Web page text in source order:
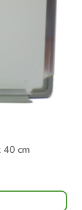
40 cm